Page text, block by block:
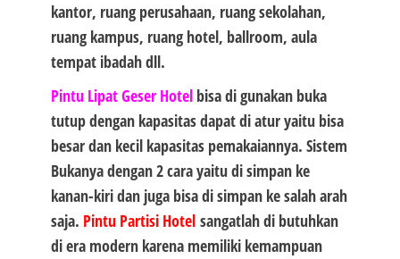
kantor, ruang perusahaan, ruang sekolahan,
ruang kampus, ruang hotel, ballroom, aula
tempat ibadah dll.
Pintu Lipat Geser Hotelbisa di gunakan buka
tutup dengan kapasitas dapat di atur yaitu bisa
besar dan kecil kapasitas pemakaiannya. Sistem
Bukanya dengan 2 cara yaitu di simpan ke
kanan-kiri dan juga bisa di simpan ke salah arah
saja. Pintu Partisi Hotelsangatlah di butuhkan
di era modern karena memiliki kemampuan